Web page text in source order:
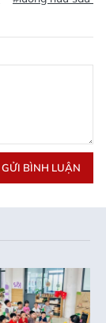
GỬI BÌNH LUẬN